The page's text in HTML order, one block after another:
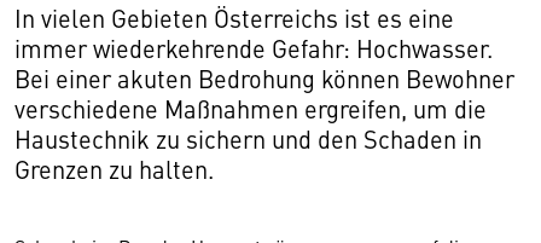
In vielen Gebieten Österreichs ist es eine
immer wiederkehrende Gefahr: Hochwasser.
Bei einer akuten Bedrohung können Bewohner
verschiedene Maßnahmen ergreifen, um die
Haustechnik zu sichern und den Schaden in
Grenzen zu halten.